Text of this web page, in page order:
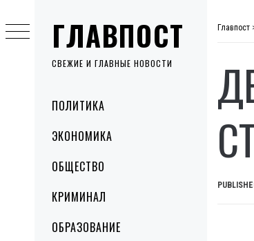
ГЛАВПОСТ
СВЕЖИЕ И ГЛАВНЫЕ НОВОСТИ
MenuПОЛИТИКА
ЭКОНОМИКА
ОБЩЕСТВО
КРИМИНАЛ
ОБРАЗОВАНИЕ
to
content
Главпост